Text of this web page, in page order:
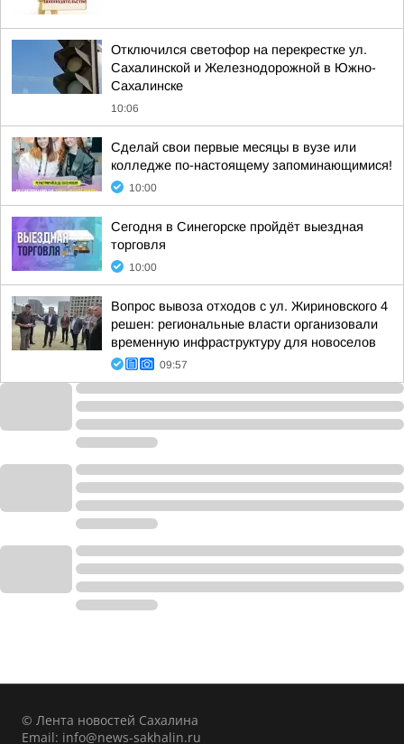
Отключился светофор на перекрестке ул.
Сахалинской и Железнодорожной в Южно-
Сахалинске
10:06
Сделай свои первые месяцы в вузе или
колледже по-настоящему запоминающимися!
10:00
Сегодня в Синегорске пройдёт выездная
торговля
10:00
Вопрос вывоза отходов с ул. Жириновского 4
решен: региональные власти организовали
временную инфраструктуру для новоселов
09:57
© Лента новостей Сахалина
Email: info@news-sakhalin.ru